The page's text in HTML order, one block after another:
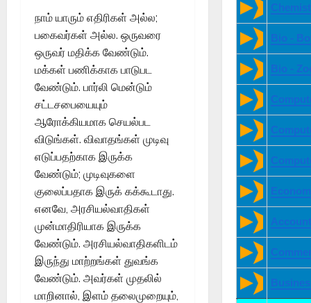
நாம் யாரும் எதிரிகள் அல்ல;
பகைவர்கள் அல்ல. ஒருவரை
ஒருவர் மதிக்க வேண்டும்.
மக்கள் பணிக்காக பாடுபட
வேண்டும். பார்லி மென்டும்
சட்டசபையையும்
ஆரோக்கியமாக செயல்பட
விடுங்கள். விவாதங்கள் முடிவு
எடுப்பதற்காக இருக்க
வேண்டும்; முடிவுகளை
குலைப்பதாக இருக் கக்கூடாது.
எனவே, அரசியல்வாதிகள்
முன்மாதிரியாக இருக்க
வேண்டும். அரசியல்வாதிகளிடம்
இருந்து மாற்றங்கள் துவங்க
வேண்டும். அவர்கள் முதலில்
மாறினால், இளம் தலைமுறையும்,
Bio -
Bio -